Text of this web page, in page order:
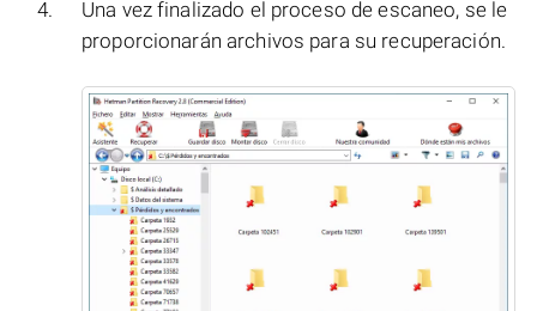
Una vez finalizado el proceso de escaneo, se le
proporcionarán archivos para su recuperación.